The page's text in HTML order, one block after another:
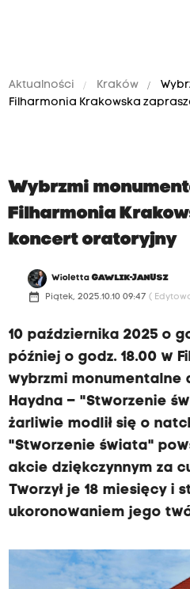
Aktualności Kraków
Filharmonia Krakowska
Wybrzmi
Filharmonia
koncert oratoryjny
WiolettaGAWLIK-JANUSZ
date_range Piątek, 2025.10.10 09:47 (
10 października 2025 o
później o godz. 18.00 w
wybrzmi monumentalne
Haydna – "Stworzenie
żarliwie modlił się o
"Stworzenie świata"
akcie dziękczynnym za
Tworzył je 18 miesięcy i
ukoronowaniem jego